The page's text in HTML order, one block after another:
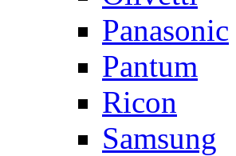
Panasonic
Pantum
Ricon
Samsung